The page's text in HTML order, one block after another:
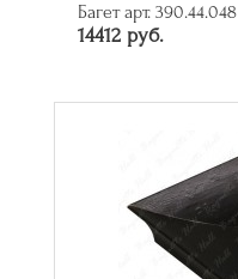
Багет арт. 390.44.048
14412 руб.